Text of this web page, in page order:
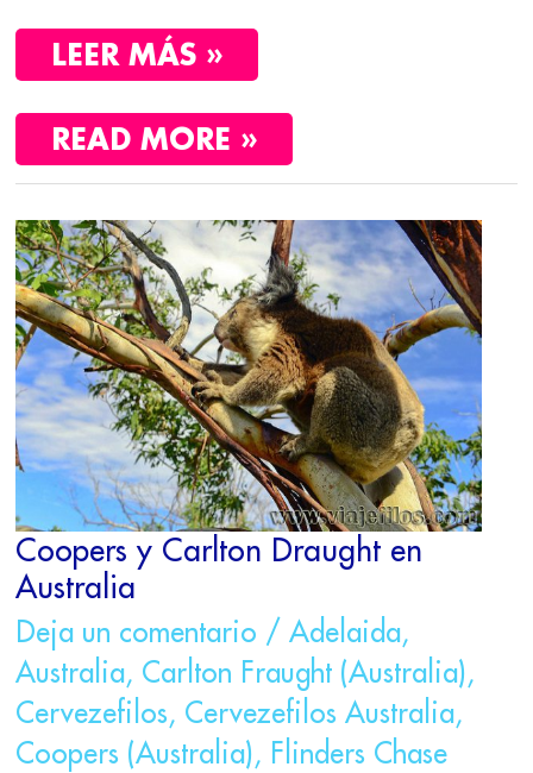
LEER MÁS »
READ MORE »
Coopers y Carlton Draught en
Australia
Deja un comentario / Adelaida,
Australia, Carlton Fraught (Australia),
Cervezefilos, Cervezefilos Australia,
Coopers (Australia), Flinders Chase
COOPERS
Y
CARLTON
DRAUGHT
EN
AUSTRALIA